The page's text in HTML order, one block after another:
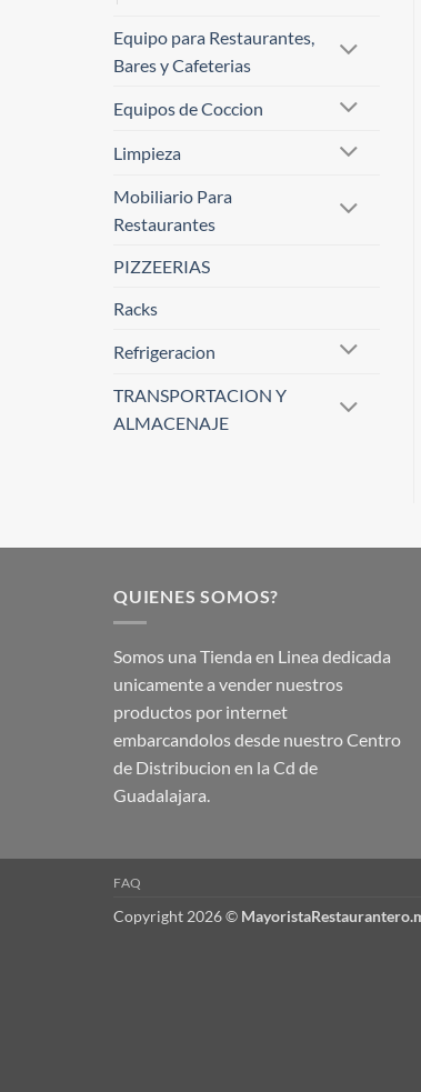
Equipo para Restaurantes,
Bares y Cafeterias
Equipos de Coccion
Limpieza
Mobiliario Para
Restaurantes
PIZZEERIAS
Racks
Refrigeracion
TRANSPORTACION Y
ALMACENAJE
QUIENES SOMOS?
Somos una Tienda en Linea dedicada
unicamente a vender nuestros
productos por internet
embarcandolos desde nuestro Centro
de Distribucion en la Cd de
Guadalajara.
FAQ
Copyright 2026 ©